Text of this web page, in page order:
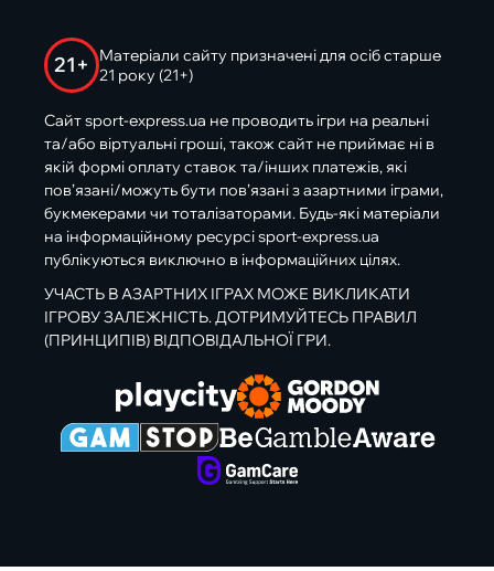
21+
Матеріали сайту призначені для осіб старше
21 року (21+)
Сайт sport-express.ua не проводить ігри на реальні
та/або віртуальні гроші, також сайт не приймає ні в
якій формі оплату ставок та/інших платежів, які
пов’язані/можуть бути пов’язані з азартними іграми,
букмекерами чи тоталізаторами. Будь-які матеріали
на інформаційному ресурсі sport-express.ua
публікуються виключно в інформаційних цілях.
УЧАСТЬ В АЗАРТНИХ ІГРАХ МОЖЕ ВИКЛИКАТИ
ІГРОВУ ЗАЛЕЖНІСТЬ. ДОТРИМУЙТЕСЬ ПРАВИЛ
(ПРИНЦИПІВ) ВІДПОВІДАЛЬНОЇ ГРИ.